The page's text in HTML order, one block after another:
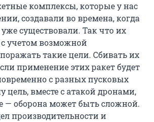
комплексы, которые у нас
создавали во времена, когда
уже существовали. Так что их
учетом возможной
такие цели. Сбивать их
применение этих ракет будет
с разных пусковых
цель, вместе с атакой дронами,
— оборона может быть сложной.
производительности и